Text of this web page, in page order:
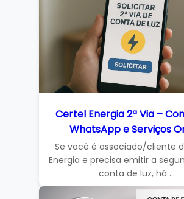
Certel Energia 2ª Via –
WhatsApp e Serviços
Se você é associado/cliente
Energia e precisa emitir a
conta de luz, há ...